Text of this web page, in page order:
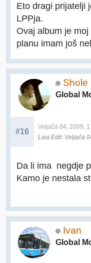
Eto dragi prijatelji
LPPja.
Ovaj album je
planu imam još
Shole
Global
#16
Veljača 04, 2009,
Last Edit: Veljača
Da li ima negdje
Kamo je nestala
Ivan
Global